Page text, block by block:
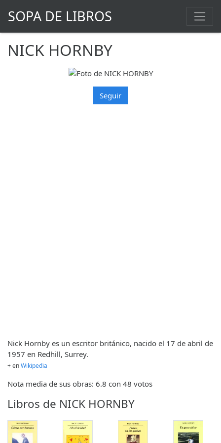
SOPA DE LIBROS
NICK HORNBY
Seguir
Nick Hornby es un escritor británico, nacido el 17 de abril de
1957 en Redhill, Surrey.
+ enWikipedia
Nota media de sus obras: 6.8 con 48 votos
Libros de NICK HORNBY